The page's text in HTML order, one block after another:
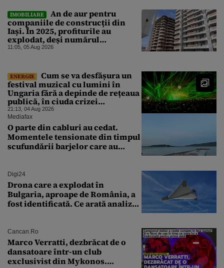
IMOBILIARE
An de aur pentru
companiile de construcții din
Iași. În 2025, profiturile au
explodat, deși numărul
angajaților a scăzut
11:05, 05 Aug 2026
ENERGIE
Cum se va desfășura un
festival muzical cu lumini în
Ungaria fără a depinde de rețeaua
publică, în ciuda crizei
energetice
21:13, 04 Aug 2026
Mediafax
O parte din cabluri au cedat.
Momentele tensionate din timpul
scufundării barjelor care au
Digi24
Drona care a explodat în
Bulgaria, aproape de România, a
fost identificată. Ce arată analiza
Cancan.ro
Marco Verratti, dezbrăcat de o
dansatoare într-un club
exclusivist din Mykonos.